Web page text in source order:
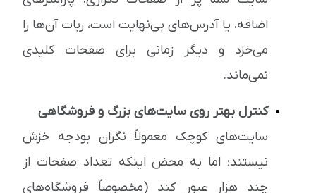
اضافه، یا آدرس‌های بی‌نهایت است، ربات آن‌ها را
می‌خزد و دیگر زمانی برای صفحات کلیدی
نمی‌ماند.
کنترل بهتر روی سایت‌های بزرگ و فروشگاهی
سایت‌های کوچک معمولاً نگران بودجه خزش
نیستند؛ اما به محض اینکه تعداد صفحات از
چند هزار عبور کند (مخصوصاً فروشگاه‌های